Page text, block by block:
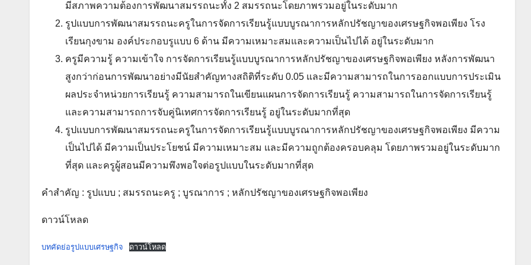
มีสภาพความต้องการพัฒนาสมรรถนะทั้ง 2 สมรรถนะโดยภาพรวมอยู่ในระดับมาก
รูปแบบการพัฒนาสมรรถนะครูในการจัดการเรียนรู้แบบบูรณาการหลักปรัชญาของเศรษฐกิจพอเพียง โรง
เรียนกุงขาม องค์ประกอบรูแบบ 6 ด้าน มีความเหมาะสมและความเป็นไปได้ อยู่ในระดับมาก
ครูมีความรู้ ความเข้าใจ การจัดการเรียนรู้แบบบูรณาการหลักปรัชญาของเศรษฐกิจพอเพียง หลังการพัฒนา
สูงกว่าก่อนการพัฒนาอย่างมีนัยสำคัญทางสถิติที่ระดับ 0.05 และมีความสามารถในการออกแบบการประเมิน
ผลประจำหน่วยการเรียนรู้ ความสามารถในเขียนแผนการจัดการเรียนรู้ ความสามารถในการจัดการเรียนรู้
และความสามารถการจับคู่นิเทศการจัดการเรียนรู้ อยู่ในระดับมากที่สุด
รูปแบบการพัฒนาสมรรถนะครูในการจัดการเรียนรู้แบบบูรณาการหลักปรัชญาของเศรษฐกิจพอเพียง มีความ
เป็นไปได้ มีความเป็นประโยชน์ มีความเหมาะสม และมีความถูกต้องครอบคลุม โดยภาพรวมอยู่ในระดับมาก
ที่สุด และครูผู้สอนมีความพึงพอใจต่อรูปแบบในระดับมากที่สุด
คำสำคัญ : รูปแบบ ; สมรรถนะครู ; บูรณาการ ; หลักปรัชญาของเศรษฐกิจพอเพียง
ดาวน์โหลด
บทคัดย่อรูปแบบเศรษฐกิจ ดาวน์โหลด